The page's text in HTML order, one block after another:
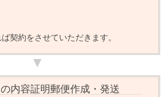
契約をさせていただきます。
内容証明郵便作成・発送